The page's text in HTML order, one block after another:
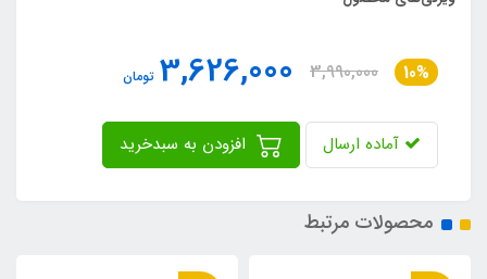
10%
3,990,000
3,626,000 تومان
آماده ارسال
محصولات مرتبط